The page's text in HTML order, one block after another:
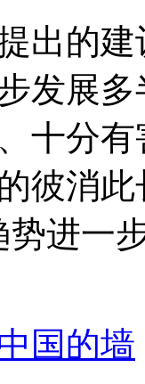
出的
发展
十分
彼消
势进一
国的墙